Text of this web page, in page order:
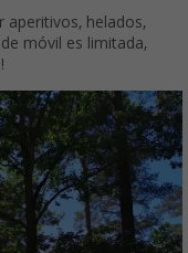
aperitivos, helados,
móvil es limitada,